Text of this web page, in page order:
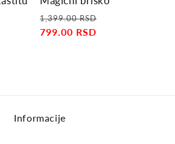
n
Regular
price
1,399.00 RSD
799.00 RSD
Informacije